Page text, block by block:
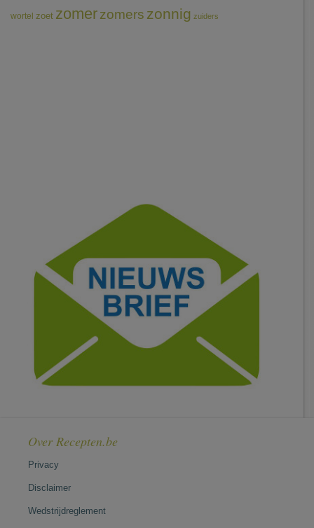
wortel zoet zomerzomers zonnig zuiders
Over Recepten.be
Privacy
Disclaimer
Wedstrijdreglement